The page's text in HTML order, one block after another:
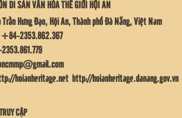
DI SẢN VĂN HÓA THẾ GIỚI HỘI AN
Trần Hưng Đạo, Hội An, Thành phố Đà Nẵng, Việt Nam
+84-2353.862.367
hoianheritage.net http://hoianheritage.danang.gov.vn
CẬP